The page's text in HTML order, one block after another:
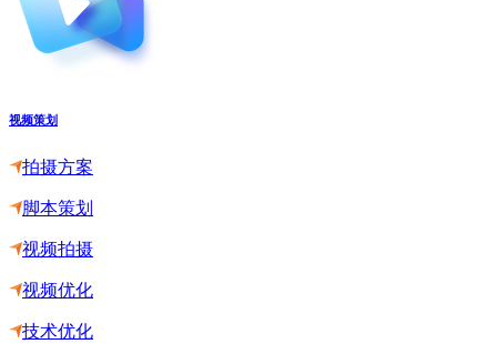
视频策划
拍摄方案
脚本策划
视频拍摄
视频优化
技术优化